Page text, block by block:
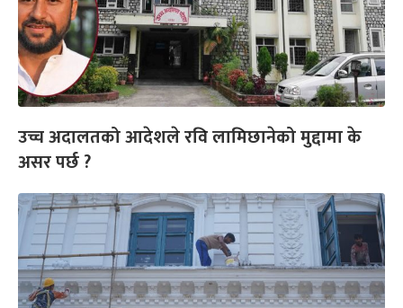
उच्च अदालतको आदेशले रवि लामिछानेको मुद्दामा के
असर पर्छ ?